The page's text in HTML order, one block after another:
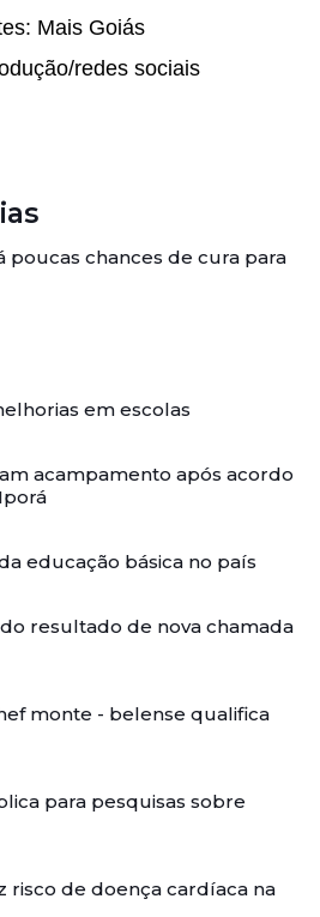
Mais Goiás
redes sociais
poucas chances de cura para
em escolas
acampamento após acordo
educação básica no país
resultado de nova chamada
monte - belense qualifica
para pesquisas sobre
risco de doença cardíaca na